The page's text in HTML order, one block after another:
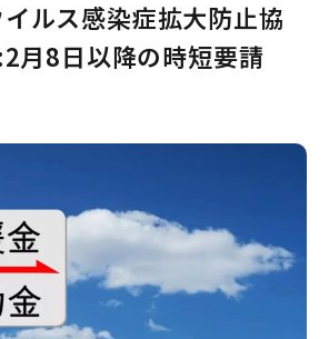
ルス感染症拡大防止協
月8日以降の時短要請